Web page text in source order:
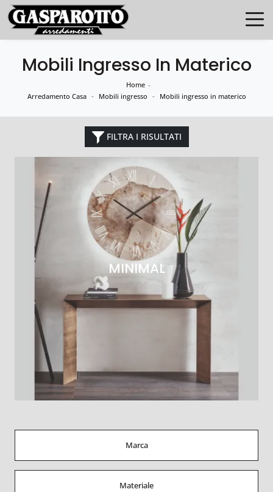
Mobili Ingresso In Materico
Home -
Arredamento Casa - Mobili ingresso - Mobili ingresso in materico
FILTRA I RISULTATI
Marca
Materiale
MINIMAL